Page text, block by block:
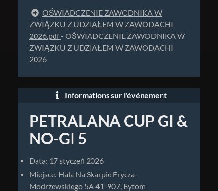
OŚWIADCZENIE ZAWODNIKA W
ZWIĄZKU Z UDZIAŁEM W ZAWODACHI
2026.pdf- OŚWIADCZENIE ZAWODNIKA W
ZWIĄZKU Z UDZIAŁEM W ZAWODACHI
2026
Informations sur l'événement
PETRALANA CUP GI &
NO-GI 5
Data: 17 styczeń 2026
Miejsce: Hala Na Skarpie Frycza-
Modrzewskiego 5A 41-907, Bytom